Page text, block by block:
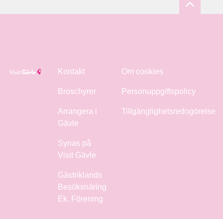
Kontakt
Broschyrer
Arrangera i
Gävle
Synas på
Visit Gävle
Gästriklands
Besöksnäring
Ek. Förening
Om cookies
Personuppgiftspolicy
Tillgänglighetsredogörelse